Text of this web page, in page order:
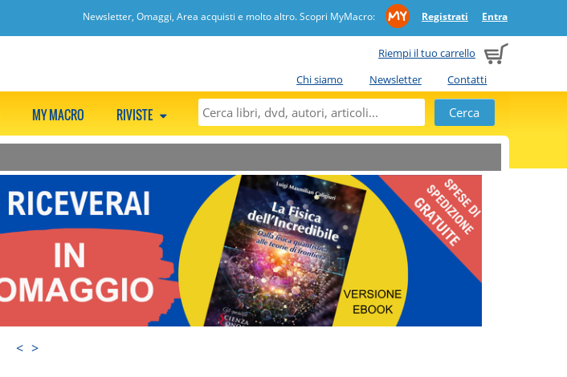
Newsletter, Omaggi, Area acquisti e molto altro. Scopri MyMacro: Registrati Entra
Riempi il tuo carrello
Chi siamo
Newsletter Contatti
MY MACRO RIVISTE
< >